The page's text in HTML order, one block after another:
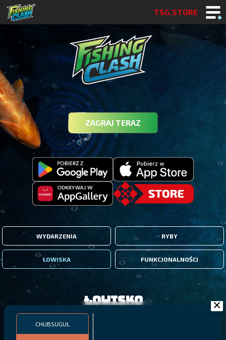
TSG.STORE
ZAGRAJ TERAZ
WYDARZENIA RYBY
ŁOWISKA FUNKCJONALNOŚCI
CHUBSUGUŁ
Łowisko